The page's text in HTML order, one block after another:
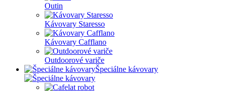
Outin
Kávovary Staresso
Kávovary Cafflano
Outdoorové variče
Špeciálne kávovary